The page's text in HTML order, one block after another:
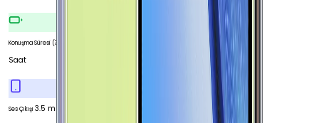
Konuşma Süresi (3G)
Saat
Ses Çıkışı 3.5 mm